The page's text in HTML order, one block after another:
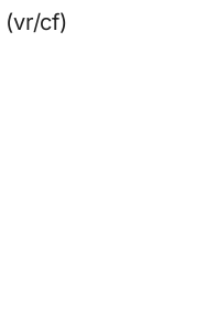
(vr/cf)